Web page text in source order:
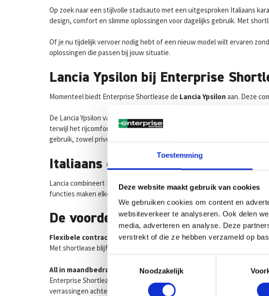
Toestemming
Deze website maakt gebruik van cookies
We gebruiken cookies om content en
websiteverkeer te analyseren. Ook delen
media, adverteren en analyse. Deze
verstrekt of die ze hebben verzameld op
Noodzakelijk
Op zoek naar een stijlvolle stadsauto met een uitgesproken Italiaans
design, comfort en slimme oplossingen voor dagelijks gebruik. Met
Of je nu tijdelijk vervoer nodig hebt of een nieuw model wilt ervaren
oplossingen die passen bij jouw situatie.
Lancia Ypsilon bij Enterprise
Momenteel biedt Enterprise Shortlease de Lancia Ypsilon aan. Deze
De Lancia Ypsilon valt op door zijn verfijnde uitstraling, compacte
terwijl het rijcomfort en de rustige wegligging zorgen voor een
gebruik, zowel privé als zakelijk.
Italiaans design met dagelijks
Lancia combineert Italiaans design met comfort en gebruiksgemak.
functies maken elke rit prettig en intuïtief, of je nu door de stad rijdt of
De voordelen van Lancia
Flexibele contracten voor maximale vrijheid
Met shortlease blijf je flexibel. Na één maand is je Lancia shortlease
All in maandbedrag met duidelijke kosten
Enterprise Shortlease werkt met transparante all in tarieven. Kosten
verrassingen achteraf, maar duidelijke afspraken.